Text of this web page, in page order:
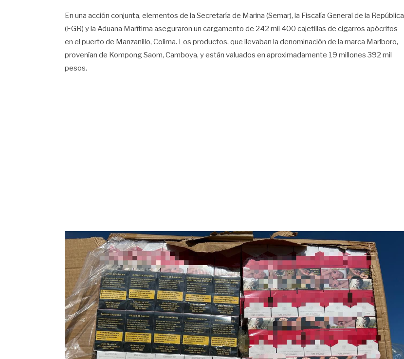
En una acción conjunta, elementos de la Secretaría de Marina (Semar), la Fiscalía General de la República
(FGR) y la Aduana Marítima aseguraron un cargamento de 242 mil 400 cajetillas de cigarros apócrifos
en el puerto de Manzanillo, Colima. Los productos, que llevaban la denominación de la marca Marlboro,
provenían de Kompong Saom, Camboya, y están valuados en aproximadamente 19 millones 392 mil
pesos.